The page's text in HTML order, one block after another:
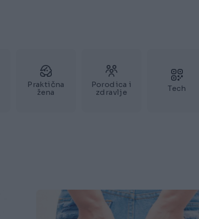
Praktična
žena
Porodica i
zdravlje
Tech